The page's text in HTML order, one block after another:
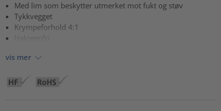
Med lim som beskytter utmerket mot fukt og støv
Tykkvegget
Krympeforhold 4:1
Halogenfri
vis mer